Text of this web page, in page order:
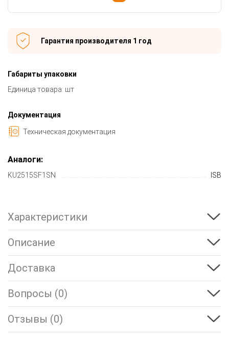
Гарантия производителя 1 год
Габариты упаковки
Единица товара: шт
Документация
Техническая документация
Аналоги:
KU2515SF1SN ISB
Характеристики
Описание
Доставка
Вопросы (0)
Отзывы (0)